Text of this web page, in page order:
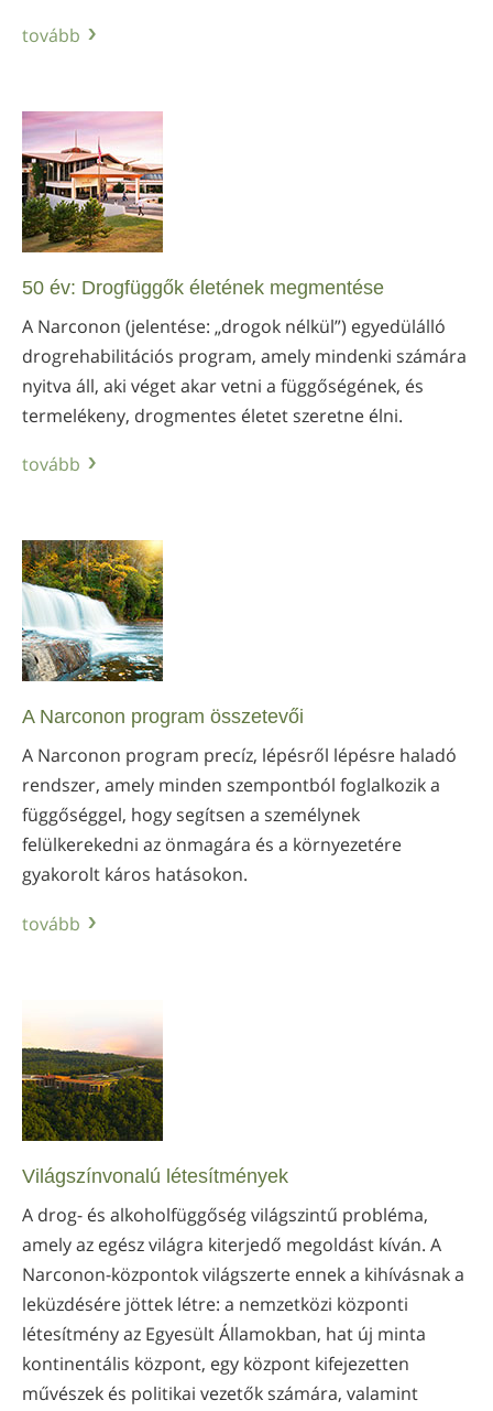
tovább
50 év: Drogfüggők életének megmentése
A Narconon (jelentése: „drogok nélkül”) egyedülálló
drogrehabilitációs program, amely mindenki számára
nyitva áll, aki véget akar vetni a függőségének, és
termelékeny, drogmentes életet szeretne élni.
tovább
A Narconon program összetevői
A Narconon program precíz, lépésről lépésre haladó
rendszer, amely minden szempontból foglalkozik a
függőséggel, hogy segítsen a személynek
felülkerekedni az önmagára és a környezetére
gyakorolt káros hatásokon.
tovább
Világszínvonalú létesítmények
A drog- és alkoholfüggőség világszintű probléma,
amely az egész világra kiterjedő megoldást kíván. A
Narconon-központok világszerte ennek a kihívásnak a
leküzdésére jöttek létre: a nemzetközi központi
létesítmény az Egyesült Államokban, hat új minta
kontinentális központ, egy központ kifejezetten
művészek és politikai vezetők számára, valamint